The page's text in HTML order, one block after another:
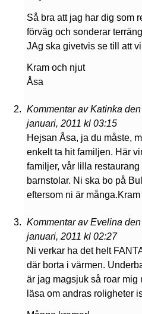
Så bra att jag har dig som
förväg och sonderar
JAg ska givetvis se till att
Kram och njut
Åsa
Kommentar av Katinka
januari, 2011 kl 03:15
Hejsan Åsa, ja du måste,
enkelt ta hit familjen. Här
familjer, vår lilla restaurang
barnstolar. Ni ska bo på
eftersom ni är många.Kram
Kommentar av Evelina
januari, 2011 kl 02:27
Ni verkar ha det helt
där borta i värmen.
är jag magsjuk så roar mig
läsa om andras roligheter